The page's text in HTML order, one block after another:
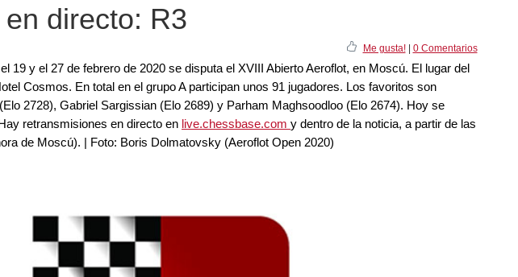
directo: R3
Me gusta!| 0 Comentarios
19 y el 27 de febrero de 2020 se disputa el XVIII Abierto Aeroflot, en Moscú. El lugar del
Cosmos. En total en el grupo A participan unos 91 jugadores. Los favoritos son
2728), Gabriel Sargissian (Elo 2689) y Parham Maghsoodloo (Elo 2674). Hoy se
retransmisiones en directo en live.chessbase.com y dentro de la noticia, a partir de las
de Moscú). | Foto: Boris Dolmatovsky (Aeroflot Open 2020)